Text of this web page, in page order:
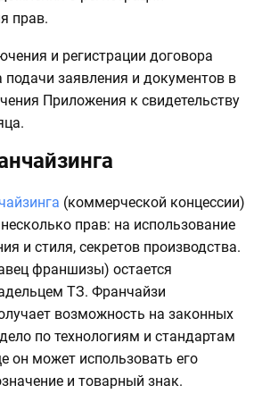
прав.
заявления и документов в
Приложения к свидетельству
(коммерческой концессии)
прав: на использование
и стиля, секретов производства.
франшизы) остается
ТЗ. Франчайзи
возможность на законных
по технологиям и стандартам
он может использовать его
и товарный знак.